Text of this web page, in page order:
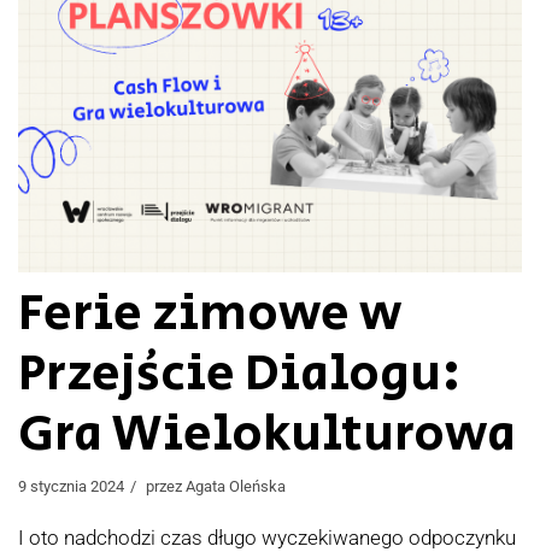
Ferie zimowe w
Przejście Dialogu:
Gra Wielokulturowa
9 stycznia 2024 przez Agata Oleńska
I oto nadchodzi czas długo wyczekiwanego odpoczynku